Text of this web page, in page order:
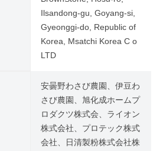
Ilsandong-gu, Goyang-si,
Gyeonggi-do, Republic of
Korea, Msatchi Korea C o
LTD
安曇野わさび農園、伊豆わ
さび農園、旭化成ホームプ
ロダクツ株式会、ライオン
株式会社、プロテック株式
会社、日清製粉株式会社株